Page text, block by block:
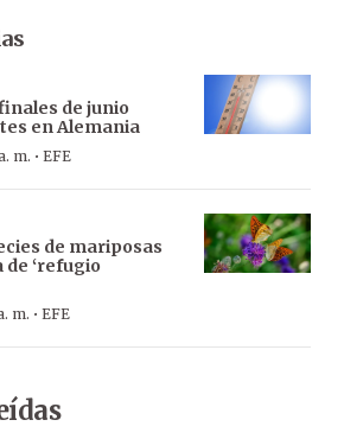
de junio
en Alemania
m. · EFE
de mariposas
de ‘refugio
m. · EFE